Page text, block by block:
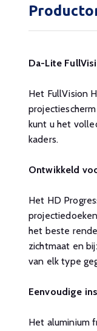
Da-Lite
Het FullVision
kunt u het
kaders.
Ontwikkeld
Het HD
het beste
zichtmaat en
van elk type
Eenvoudige
Het aluminium